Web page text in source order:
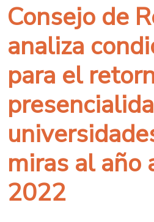
Consejo de
analiza
para el
miras al año
2022